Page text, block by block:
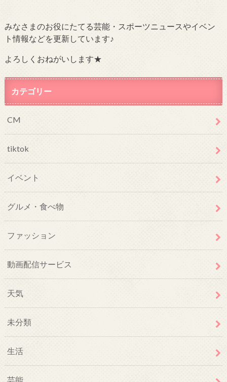
みなさまのお役にたてる芸能・スポーツニュースやイベン
ト情報などを更新しています♪
よろしくおねがいします★
カテゴリー
CM
tiktok
イベント
グルメ・食べ物
ファッション
動画配信サービス
天気
未分類
生活
芸能